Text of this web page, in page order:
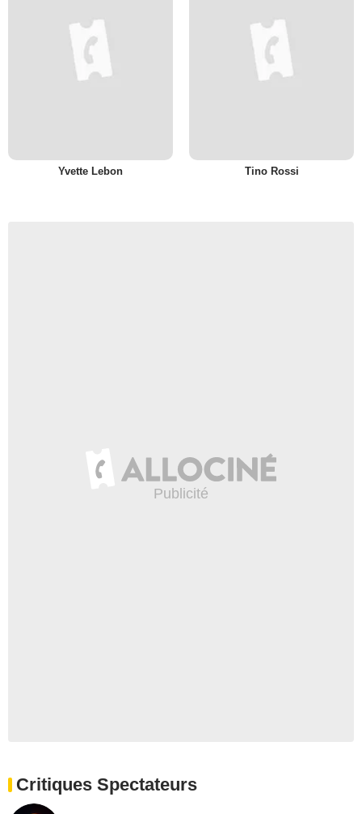
Yvette Lebon Tino Rossi
Critiques Spectateurs